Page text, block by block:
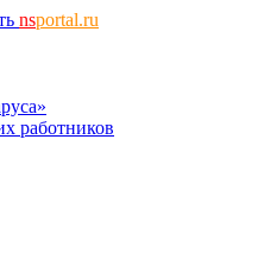
nsportal.ru
работников